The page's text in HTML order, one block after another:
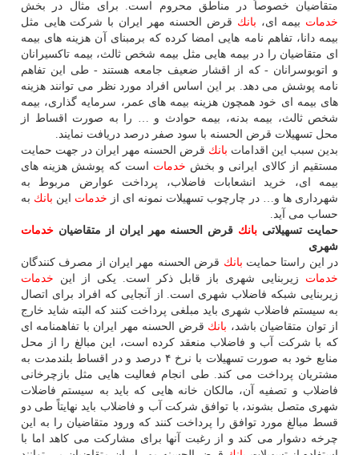
متقاضیان خصوصاً در مناطق محروم است. برای مثال در بخش
خدمات بیمه ای، بانك قرض الحسنه مهر ایران با شركت هایی مثل
بیمه دانا، تفاهم نامه هایی امضا كرده كه برمبنای آن هزینه های بیمه
ای متقاضیان را در بیمه هایی مثل بیمه شخص ثالث، بیمه تاكسیرانان
و اتوبوسرانان - كه از اقشار ضعیف جامعه هستند - طی این تفاهم
نامه پوشش می دهد. بر این اساس افراد مورد نظر می توانند هزینه
های بیمه ای خود همچون هزینه بیمه های عمر، سرمایه گذاری، بیمه
شخص ثالث، بیمه بدنه، بیمه حوادث و … را به صورت اقساط از
محل تسهیلات قرض الحسنه با سود صفر درصد دریافت نمایند.
بدین سبب این اقدامات بانك قرض الحسنه مهر ایران در جهت حمایت
مستقیم از كالای ایرانی و بخش خدمات است كه پوشش هزینه های
بیمه ای، خرید انشعابات فاضلاب، پرداخت عوارض مربوط به
شهرداری ها و… در چارچوب تسهیلات نمونه ای از خدمات این بانك به
حساب می آید.
حمایت تسهیلاتی بانك قرض الحسنه مهر ایران از متقاضیان خدمات
شهری
در این راستا حمایت بانك قرض الحسنه مهر ایران از مصرف كنندگان
خدمات زیربنایی شهری باز قابل ذكر است. یكی از این خدمات
زیربنایی شبكه فاضلاب شهری است. از آنجایی كه افراد برای اتصال
به سیستم فاضلاب شهری باید مبلغی پرداخت كنند كه البته شاید خارج
از توان متقاضیان باشد، بانك قرض الحسنه مهر ایران با تفاهمنامه ای
كه با شركت آب و فاضلاب منعقد كرده است، این مبالغ را از محل
منابع خود به صورت تسهیلات با نرخ ۴ درصد و در اقساط بلندمدت به
مشتریان پرداخت می كند. طی انجام فعالیت هایی مثل بازچرخانی
فاضلاب و تصفیه آن، مالكان خانه هایی كه باید به سیستم فاضلات
شهری متصل بشوند، با توافق شركت آب و فاضلاب باید نهایتاً طی دو
قسط مبالغ مورد توافق را پرداخت كنند كه ورود متقاضیان را به این
چرخه دشوار می كند و از رغبت آنها برای مشاركت می كاهد اما با